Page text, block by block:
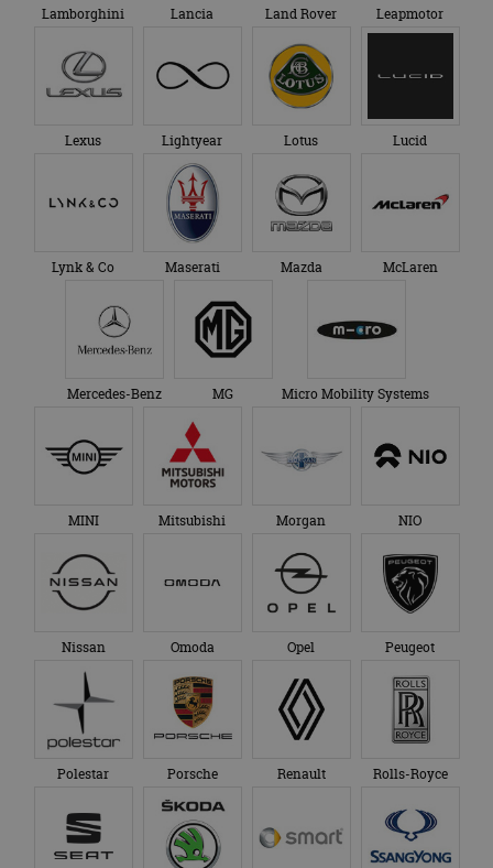
Lamborghini Lancia Land Rover Leapmotor
Lexus Lightyear Lotus Lucid
Lynk & Co Maserati Mazda McLaren
Mercedes-Benz MG Micro Mobility Systems
MINI Mitsubishi Morgan NIO
Nissan Omoda Opel Peugeot
Polestar Porsche Renault Rolls-Royce